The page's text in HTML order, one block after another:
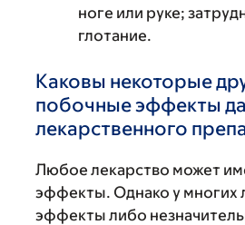
ноге или руке;
глотание.
Каковы некоторые
побочные эффекты
лекарственного
Любое лекарство может
эффекты. Однако у многих
эффекты либо